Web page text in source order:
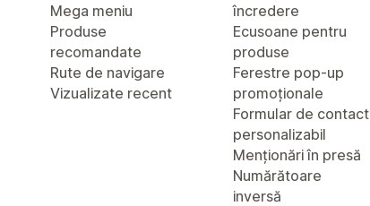
Mega meniu
Produse
recomandate
Rute de navigare
Vizualizate recent
încredere
Ecusoane pentru
produse
Ferestre pop-up
promoționale
Formular de contact
personalizabil
Menționări în presă
Numărătoare
inversă